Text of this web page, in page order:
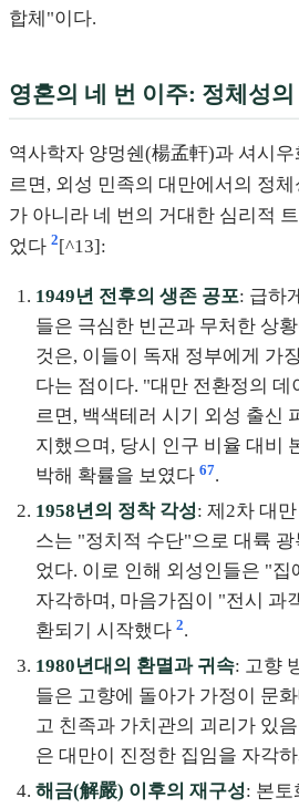
합체"이다.
영혼의 네 번 이주: 정체성의
역사학자 양멍쉔(楊孟軒)과 셔시
르면, 외성 민족의 대만에서의 정
가 아니라 네 번의 거대한 심리적
었다 2[^13]:
1949년 전후의 생존 공포: 급하
들은 극심한 빈곤과 무처한 상
것은, 이들이 독재 정부에게 가
다는 점이다. "대만 전환정의
르면, 백색테러 시기 외성 출신
지했으며, 당시 인구 비율 대비
박해 확률을 보였다 67.
1958년의 정착 각성: 제2차 대
스는 "정치적 수단"으로 대륙
었다. 이로 인해 외성인들은 "
자각하며, 마음가짐이 "전시 과
환되기 시작했다 2.
1980년대의 환멸과 귀속: 고향
들은 고향에 돌아가 가정이 문
고 친족과 가치관의 괴리가 있
은 대만이 진정한 집임을 자각
해금(解嚴) 이후의 재구성: 본토